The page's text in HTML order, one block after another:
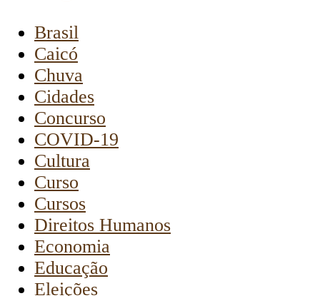
Brasil
Caicó
Chuva
Cidades
Concurso
COVID-19
Cultura
Curso
Cursos
Direitos Humanos
Economia
Educação
Eleições